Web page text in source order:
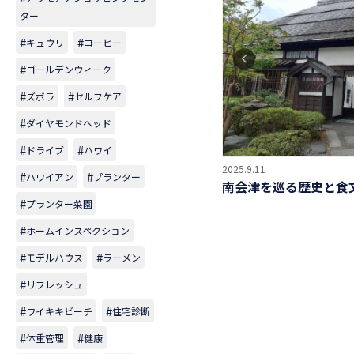
2025.9.11
南会津を巡る歴史と食
ター
キュウリ
コーヒー
ゴールデンウィーク
ズボラ
セルフケア
ダイヤモンドヘッド
ドライブ
ハワイ
ハワイアン
プランター
プランター菜園
ホームインスペクション
モデルハウス
ラーメン
リフレッシュ
ワイキキビーチ
住宅診断
体重管理
健康